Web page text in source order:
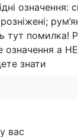
означення:
тут помилка!
означення а
знати
вас